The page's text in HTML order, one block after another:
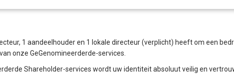
1 aandeelhouder en 1 lokale directeur (verplicht) heeft om een
onze GeGenomineerderde-services.
Shareholder-services wordt uw identiteit absoluut veilig en